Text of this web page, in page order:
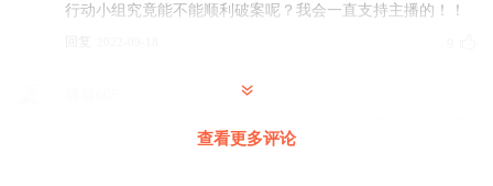
行动小组究竟能不能顺利破案呢？我会一直支持主播的！！
我已经听了10多遍了，从暑假开始就一直期盼着新一季……
查看更多评论